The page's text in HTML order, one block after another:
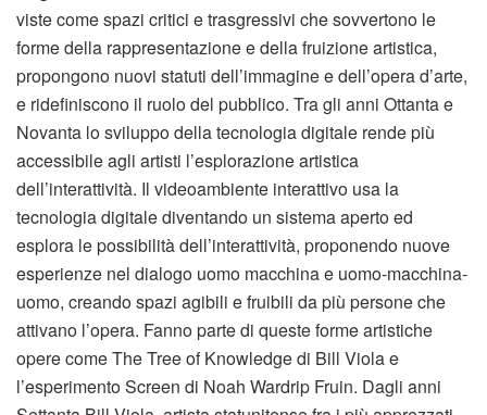
viste come spazi critici e trasgressivi che sovvertono le
forme della rappresentazione e della fruizione artistica,
propongono nuovi statuti dell’immagine e dell’opera d’arte,
e ridefiniscono il ruolo del pubblico. Tra gli anni Ottanta e
Novanta lo sviluppo della tecnologia digitale rende più
accessibile agli artisti l’esplorazione artistica
dell’interattività. Il videoambiente interattivo usa la
tecnologia digitale diventando un sistema aperto ed
esplora le possibilità dell’interattività, proponendo nuove
esperienze nel dialogo uomo macchina e uomo-macchina-
uomo, creando spazi agibili e fruibili da più persone che
attivano l’opera. Fanno parte di queste forme artistiche
opere come The Tree of Knowledge di Bill Viola e
l’esperimento Screen di Noah Wardrip Fruin. Dagli anni